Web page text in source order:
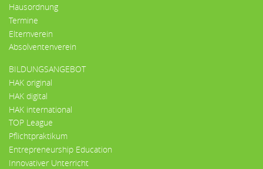
Hausordnung
Termine
Elternverein
Absolventenverein
BILDUNGSANGEBOT
HAK original
HAK digital
HAK international
TOP League
Pflichtpraktikum
Entrepreneurship Education
Innovativer Unterricht